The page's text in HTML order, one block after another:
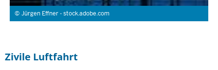
Jürgen Effner - stock.adobe.com
Zivile Luftfahrt